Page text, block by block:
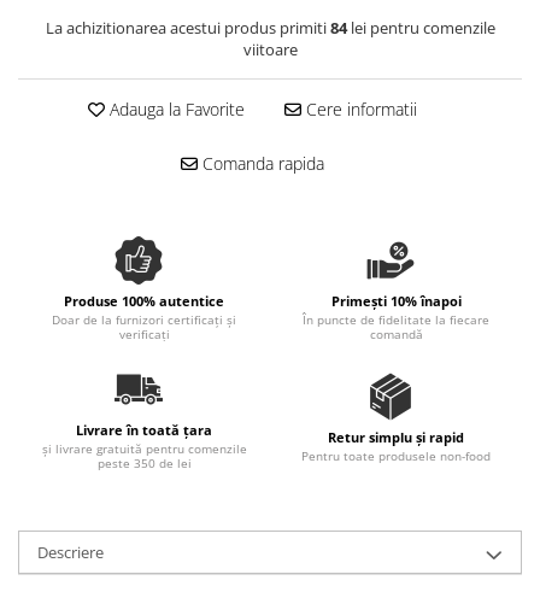
Snacks
Specialitati din ulei
Ulei de masline extravirgin
Ulei Gegenbauer
Ulei Gewurzgarten
Ulei Huileries du Berry
Uleiuri aromatizate
Ulei Wiberg Gastro
La achizitionarea acestui produs primiti84lei pentru comenzile
viitoare
Adauga la Favorite Cere informatii
Comanda rapida
Produse 100% autentice
Doar de la furnizori certificați și
verificați
Primești 10% înapoi
În puncte de fidelitate la fiecare
comandă
Livrare în toată țara
și livrare gratuită pentru comenzile
peste 350 de lei
Retur simplu și rapid
Pentru toate produsele non-food
Descriere